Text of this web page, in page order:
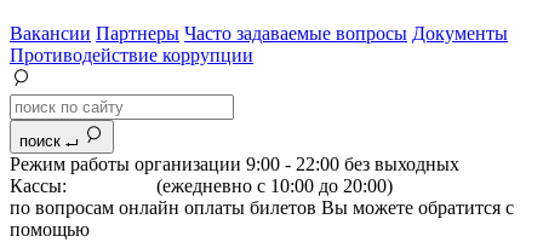
Вакансии Партнеры Часто задаваемые вопросы Документы
Противодействие коррупции
поиск
Режим работы организации 9:00 - 22:00 без выходных
Кассы:
(ежедневно с 10:00 до 20:00)
по вопросам онлайн оплаты билетов Вы можете обратится с
помощью